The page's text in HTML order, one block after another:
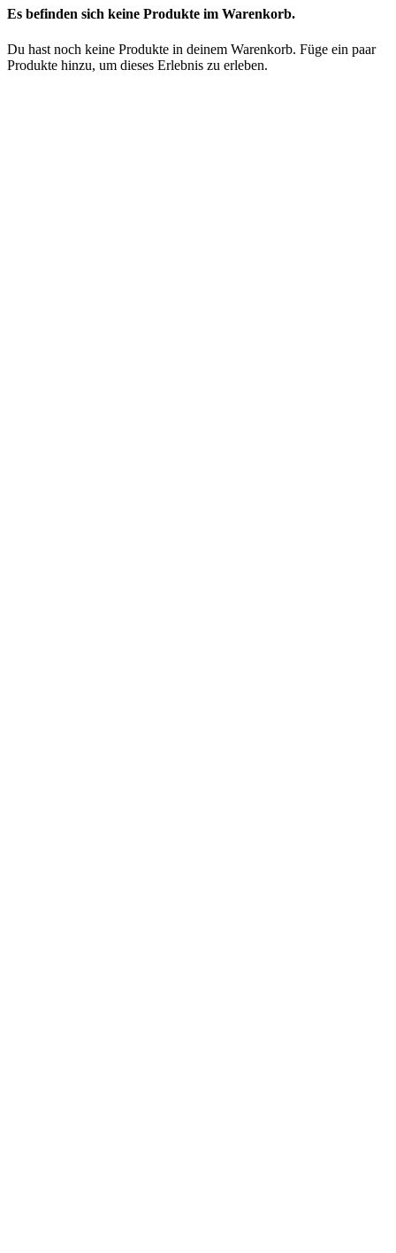
Es befinden sich keine Produkte im Warenkorb.
Du hast noch keine Produkte in deinem Warenkorb. Füge ein paar
Produkte hinzu, um dieses Erlebnis zu erleben.